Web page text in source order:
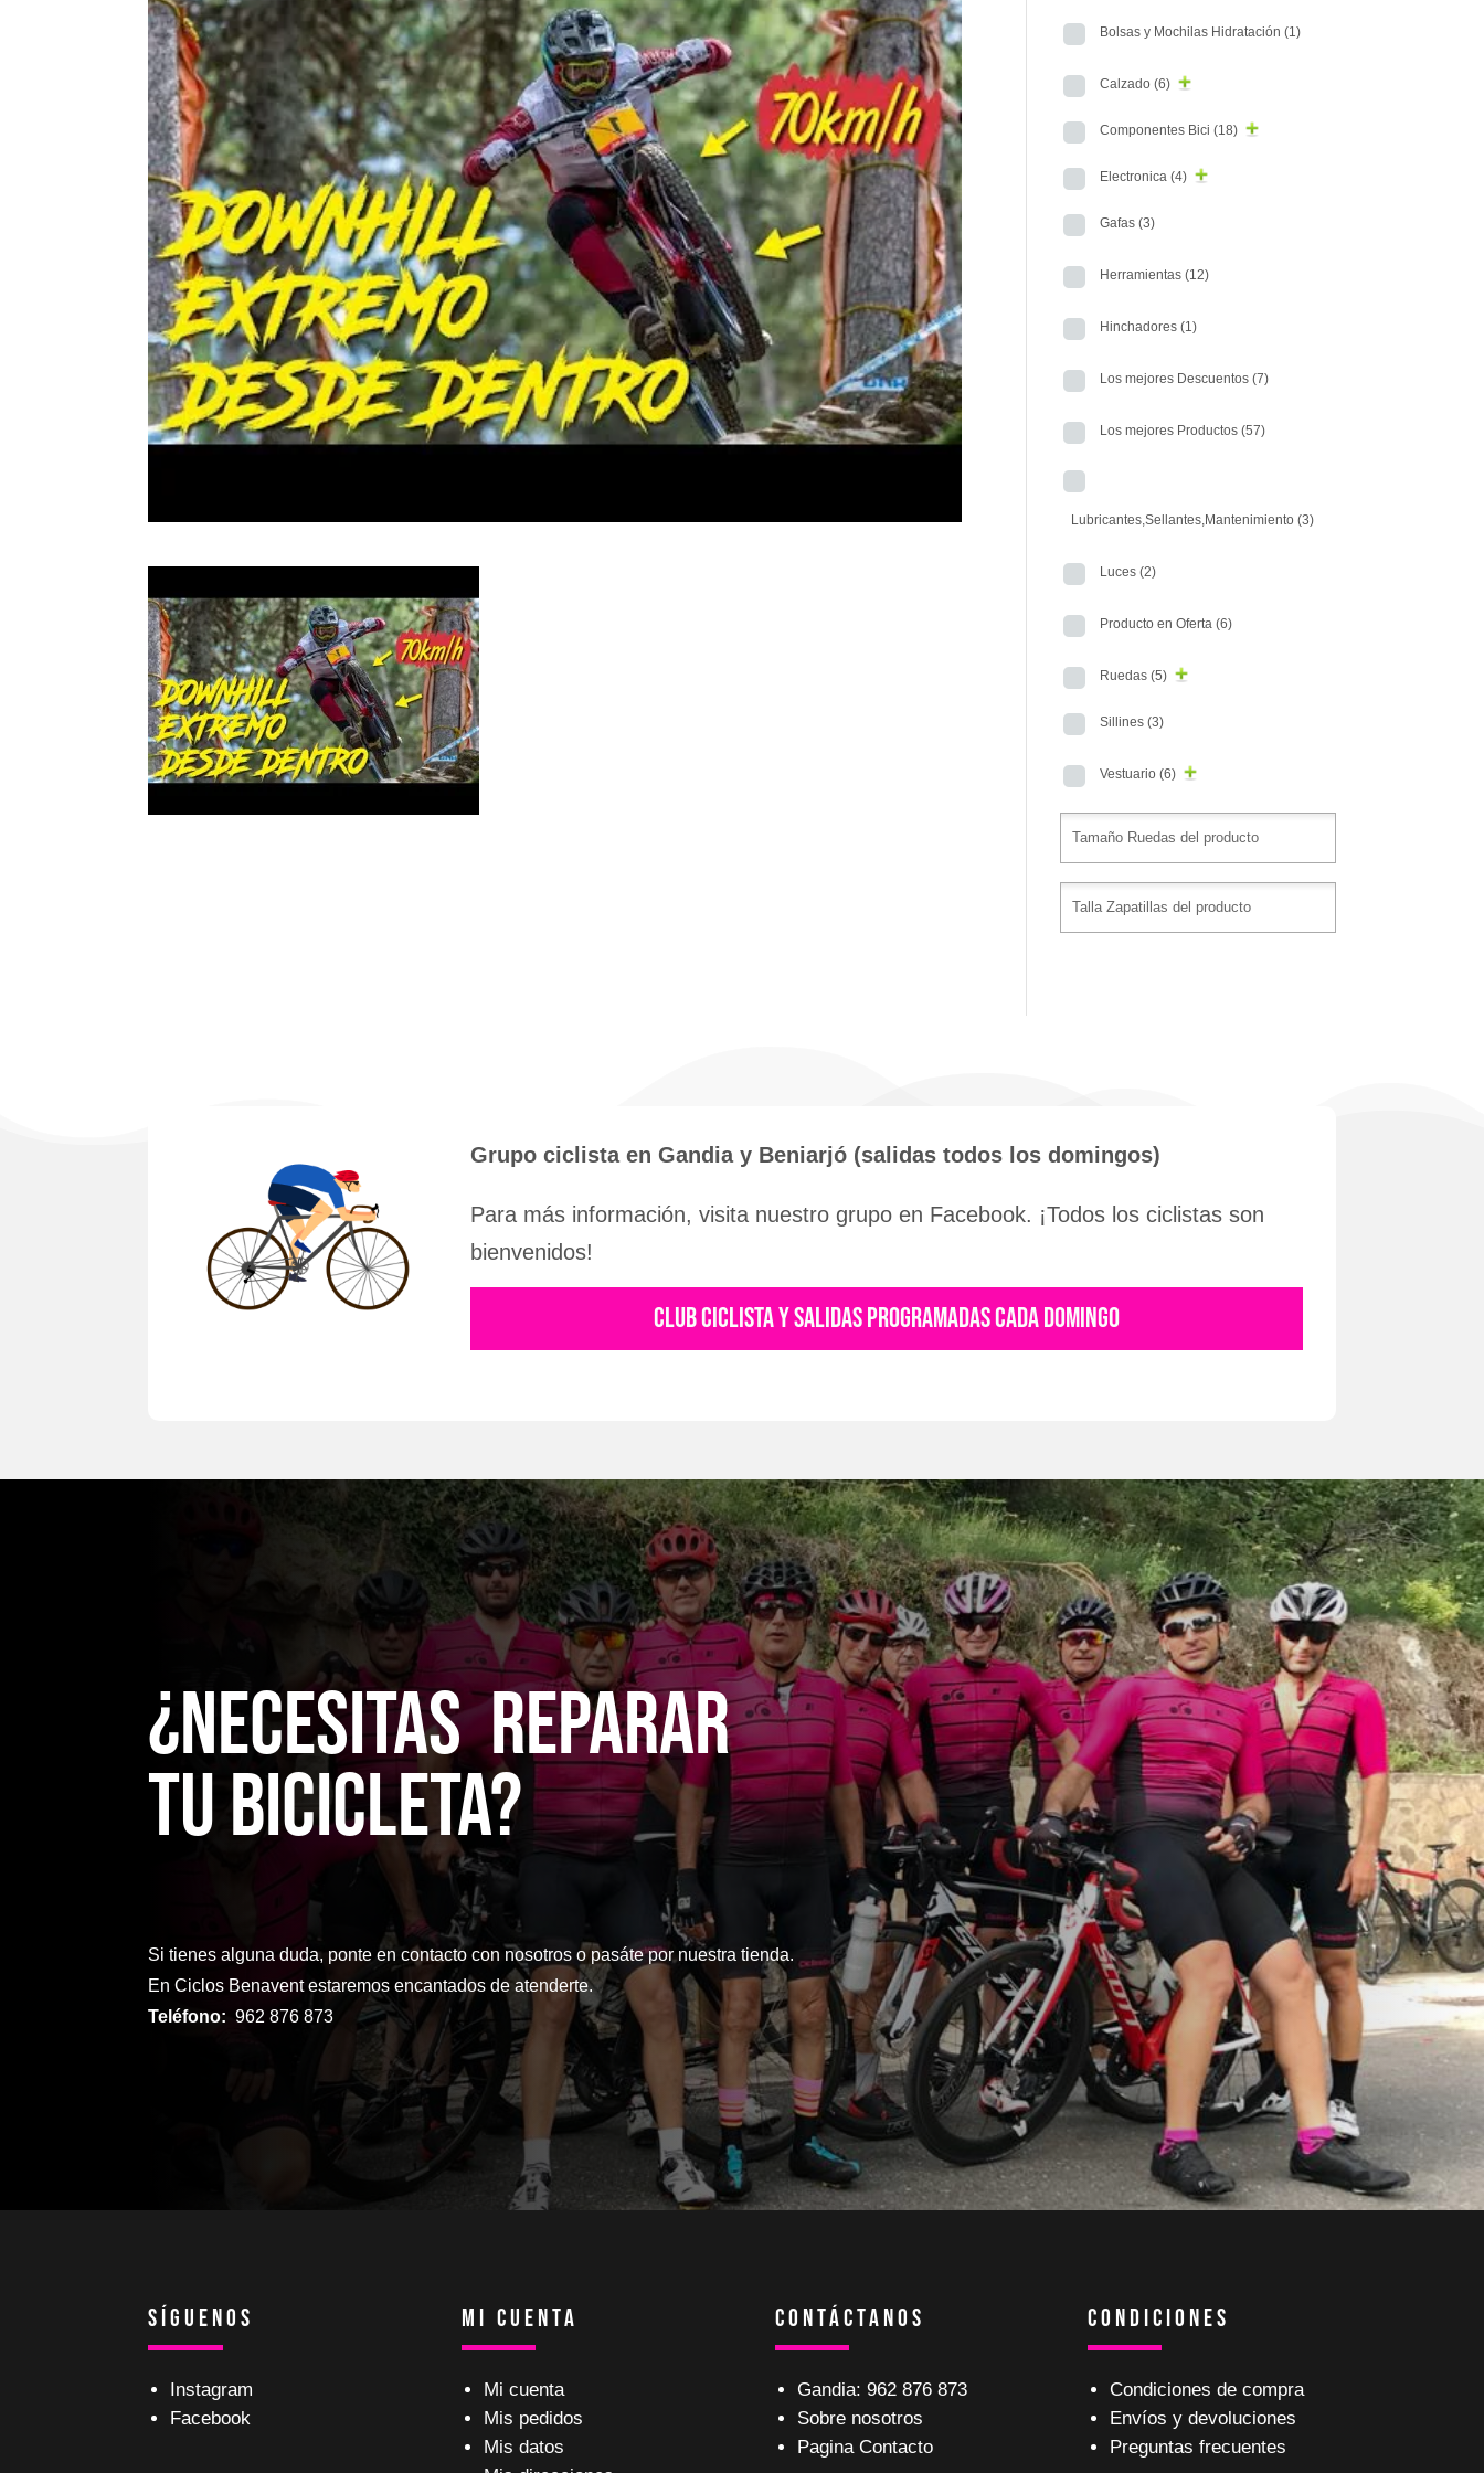
Bolsas y Mochilas Hidratación (1)
Calzado (6)
Componentes Bici (18)
Electronica (4)
Gafas (3)
Herramientas (12)
Hinchadores (1)
Los mejores Descuentos (7)
Los mejores Productos (57)
Lubricantes,Sellantes,Mantenimiento (3)
Luces (2)
Producto en Oferta (6)
Ruedas (5)
Sillines (3)
Vestuario (6)
Grupo ciclista en Gandia y Beniarjó (salidas todos los domingos)
Para más información, visita nuestro grupo en Facebook. ¡Todos los ciclistas son
bienvenidos!
CLUB CICLISTA Y SALIDAS PROGRAMADAS CADA DOMINGO
¿NecesitaS reparaR
TU bicicleta?
Si tienes alguna duda, ponte en contacto con nosotros o pasáte por nuestra tienda.
En Ciclos Benavent estaremos encantados de atenderte.
Teléfono: 962 876 873
Síguenos
Instagram
Facebook
Mi Cuenta
Mi cuenta
Mis pedidos
Mis datos
Contáctanos
Gandia: 962 876 873
Sobre nosotros
Pagina Contacto
Condiciones
Condiciones de compra
Envíos y devoluciones
Preguntas frecuentes